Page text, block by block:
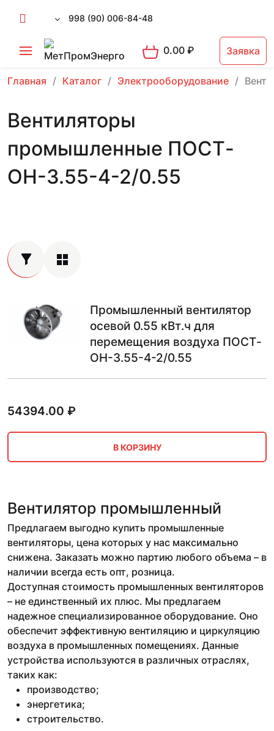
998 (90) 006-84-48
0.00₽ Заявка
Главная Каталог Электрооборудование
Вентиляторы
промышленные ПОСТ-
ОН-3.55-4-2/0.55
Промышленный вентилятор
осевой 0.55 кВт.ч для
перемещения воздуха ПОСТ-
ОН-3.55-4-2/0.55
54394.00 ₽
В КОРЗИНУ
Вентилятор промышленный
Предлагаем выгодно купить промышленные
вентиляторы, цена которых у нас максимально
снижена. Заказать можно партию любого объема – в
наличии всегда есть опт, розница.
Доступная стоимость промышленных вентиляторов
– не единственный их плюс. Мы предлагаем
надежное специализированное оборудование. Оно
обеспечит эффективную вентиляцию и циркуляцию
воздуха в промышленных помещениях. Данные
устройства используются в различных отраслях,
таких как:
производство;
энергетика;
строительство.